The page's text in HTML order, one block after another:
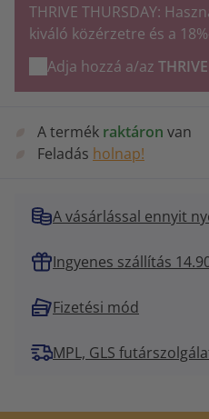
THRIVE THURSDAY:
kiváló közérzetre és a
Adja hozzá a/az
A termék raktáron van
Feladás holnap!
A vásárlással ennyit
Ingyenes szállítás
Fizetési mód
MPL, GLS